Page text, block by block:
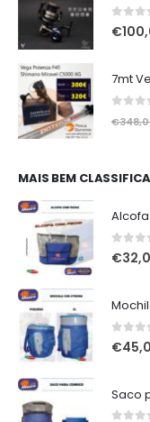
0out
€
€
MAIS BEM
0out
€
0out
€
Saco